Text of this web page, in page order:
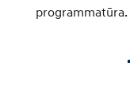
programmatūra.